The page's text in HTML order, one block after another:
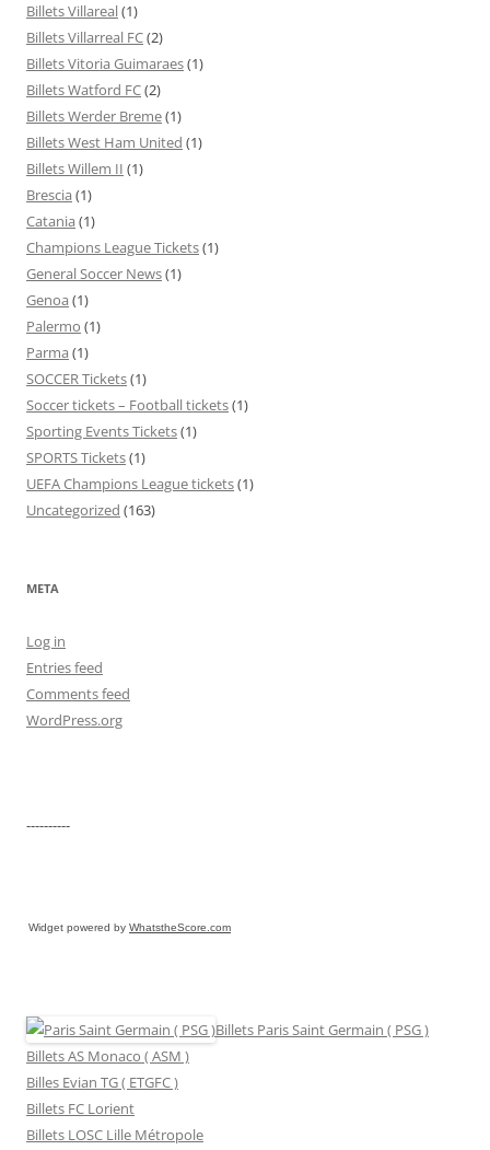
Billets Villareal(1)
Billets Villarreal FC(2)
Billets Vitoria Guimaraes(1)
Billets Watford FC(2)
Billets Werder Breme(1)
Billets West Ham United (1)
Billets Willem II (1)
Brescia (1)
Catania (1)
Champions League Tickets(1)
General Soccer News(1)
Genoa (1)
Palermo (1)
Parma (1)
SOCCER Tickets(1)
Soccer tickets – Football tickets(1)
Sporting Events Tickets(1)
SPORTS Tickets(1)
UEFA Champions League tickets(1)
Uncategorized (163)
META
Log in
Entries feed
Comments feed
WordPress.org
----------
Widget powered by WhatstheScore.com
Billets Paris Saint Germain ( PSG )
Billets AS Monaco ( ASM )
Billes Evian TG ( ETGFC )
Billets FC Lorient
Billets LOSC Lille Métropole